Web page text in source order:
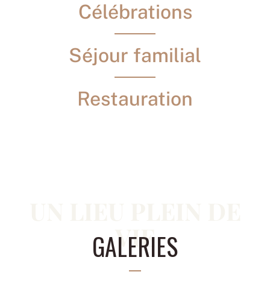
Célébrations
Séjour familial
Restauration
VIE
GALERIES